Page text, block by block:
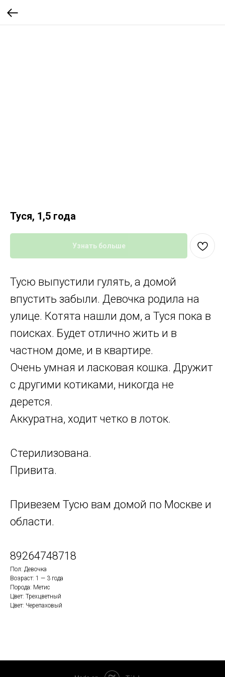
Туся, 1,5 года
Узнать больше
Тусю выпустили гулять, а домой
впустить забыли. Девочка родила на
улице. Котята нашли дом, а Туся пока в
поисках. Будет отлично жить и в
частном доме, и в квартире.
Очень умная и ласковая кошка. Дружит
с другими котиками, никогда не
дерется.
Аккуратна, ходит четко в лоток.
Стерилизована.
Привита.
Привезем Тусю вам домой по Москве и
области.
89264748718
Пол: Девочка
Возраст: 1 — 3 года
Порода: Метис
Цвет: Трехцветный
Цвет: Черепаховый